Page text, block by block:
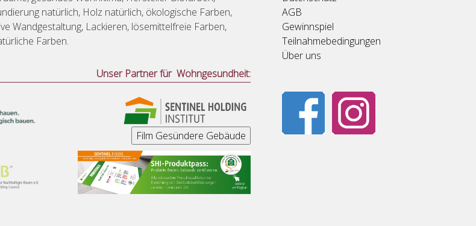
natürlich, Holz natürlich, ökologische Farben,
Wandgestaltung, Lackieren, lösemittelfreie Farben,
Farben.
Unser Partner für Wohngesundheit:
AGB
Gewinnspiel
Teilnahmebedingungen
Über uns